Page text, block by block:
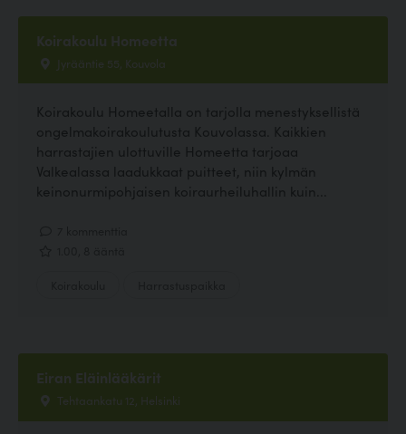
Koirakoulu Homeetta
Jyrääntie 55, Kouvola
Koirakoulu Homeetalla on tarjolla menestyksellistä
ongelmakoirakoulutusta Kouvolassa. Kaikkien
harrastajien ulottuville Homeetta tarjoaa
Valkealassa laadukkaat puitteet, niin kylmän
keinonurmipohjaisen koiraurheiluhallin kuin...
Eiran Eläinlääkärit
Tehtaankatu 12, Helsinki